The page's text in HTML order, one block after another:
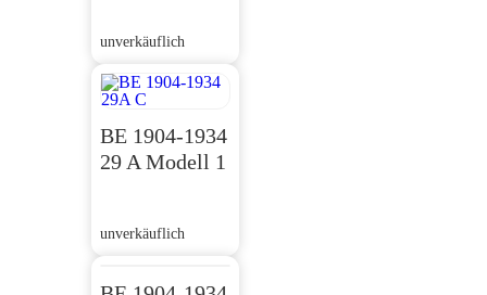
unverkäuflich
BE 1904-1934
29 A Modell 1
unverkäuflich